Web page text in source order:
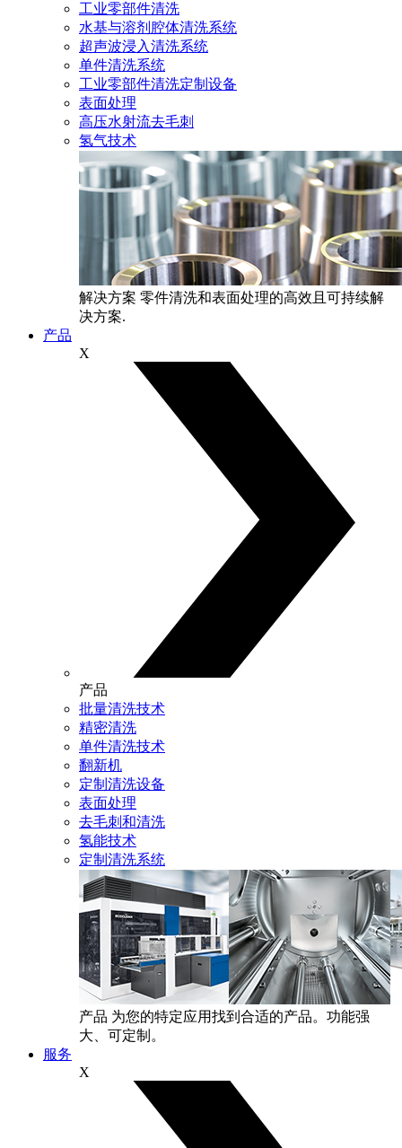
工业零部件清洗
水基与溶剂腔体清洗系统
超声波浸入清洗系统
单件清洗系统
工业零部件清洗定制设备
表面处理
高压水射流去毛刺
氢气技术
解决方案 零件清洗和表面处理的高效且可持续解
决方案.
产品
X
产品
批量清洗技术
精密清洗
单件清洗技术
翻新机
定制清洗设备
表面处理
去毛刺和清洗
氢能技术
定制清洗系统
产品 为您的特定应用找到合适的产品。功能强
大、可定制。
服务
X